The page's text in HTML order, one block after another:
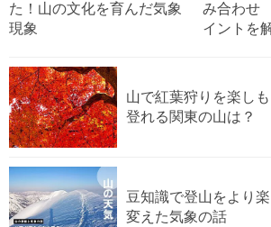
た！山の文化を育んだ気象
現象
み合わせ
イントを
山で紅葉狩りを楽し
登れる関東の山は？
豆知識で登山をより
変えた気象の話